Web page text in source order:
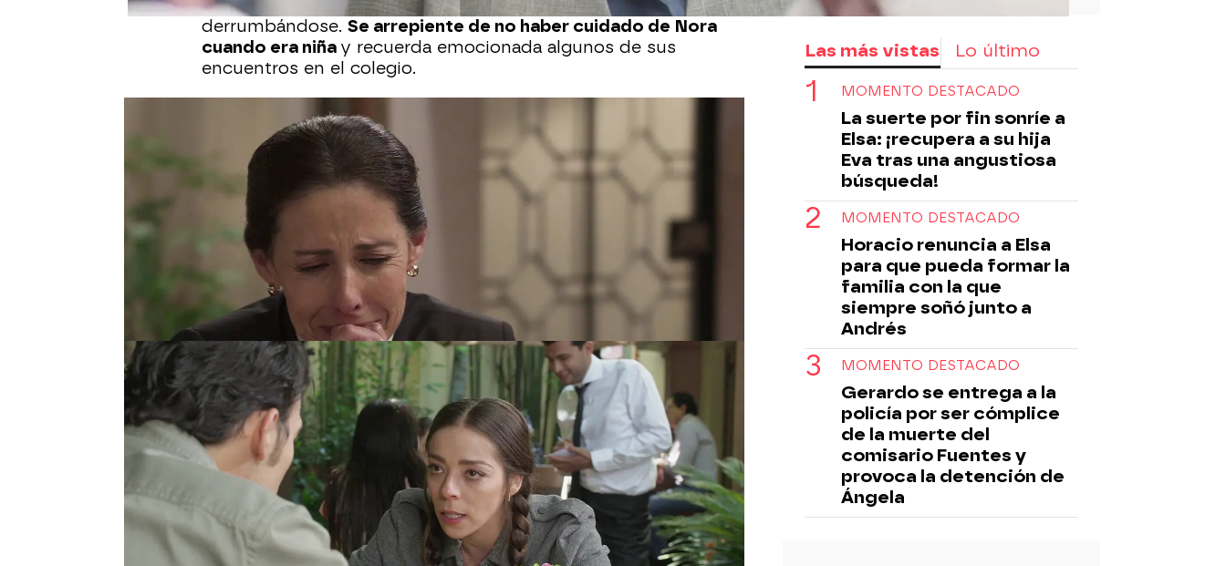
conversación que ha mantenido con Armando y termina
derrumbándose. Se arrepiente de no haber cuidado de Nora
cuando era niña y recuerda emocionada algunos de sus
encuentros en el colegio.
La joven sueña con terminar el bachillerato para poder ir a la
universidad yGuillermina está decidida a ayudarla
a cumplir
ese objetivo.
Mientras tanto,
Nora continúa buscando a su verdadera madre.
La prima de Elsa acude al hospital para intentar conseguir
información y descubre que su acta de nacimiento contiene
errores. Desanimada, cree que jamás logrará encontrar a su
progenitora, aunque Andrés intenta convencerla de que no se
rinda.
Al día siguiente, Nora visita a Guillermina para agradecerle
todo el apoyo que le está dando con sus estudios.
La
profesora incluso ha pedido a Meche que la ayude para que
pueda terminar el instituto con éxito.
Guillermina quiere recuperar el tiempo perdido con su hija y
decide invitarla a comer.Durante la comida, Nora le confiesa
que doña Clemencia le reveló antes de morir que no era su
madre biológica y que esa es la razón por la que regresó a San
Juan.
Las más vistas Lo último
MOMENTO DESTACADO
La suerte por fin sonríe a
Elsa: ¡recupera a su hija
Eva tras una angustiosa
búsqueda!
MOMENTO DESTACADO
Horacio renuncia a Elsa
para que pueda formar la
familia con la que
siempre soñó junto a
Andrés
MOMENTO DESTACADO
Gerardo se entrega a la
policía por ser cómplice
de la muerte del
comisario Fuentes y
provoca la detención de
Ángela